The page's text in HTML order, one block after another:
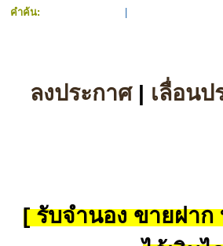
คำค้น:
ลงประกาศ| เลื่อนป
[ รับจำนอง ขายฝาก